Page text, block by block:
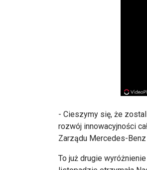
- Cieszymy się, że
rozwój innowacyjności
Zarządu Mercedes-
To już drugie